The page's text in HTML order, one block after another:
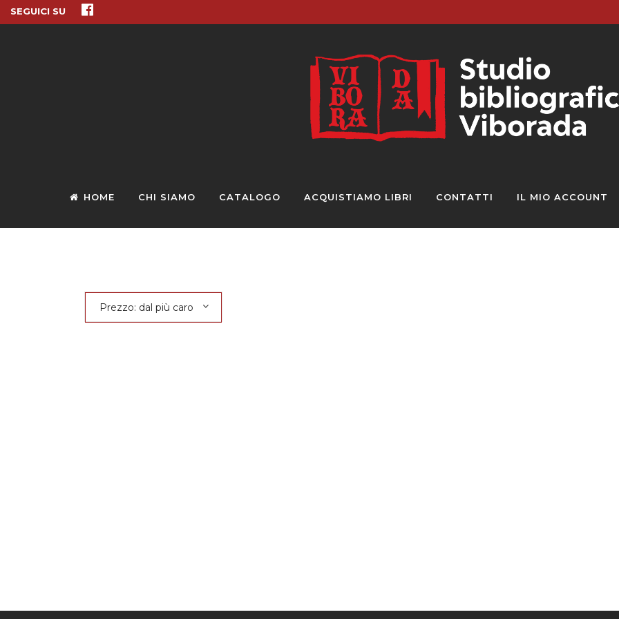
SEGUICI SU
HOME CHI SIAMO CATALOGO ACQUISTIAMO LIBRI CONTATTI IL MIO ACCOUNT
Prezzo: dal più caro